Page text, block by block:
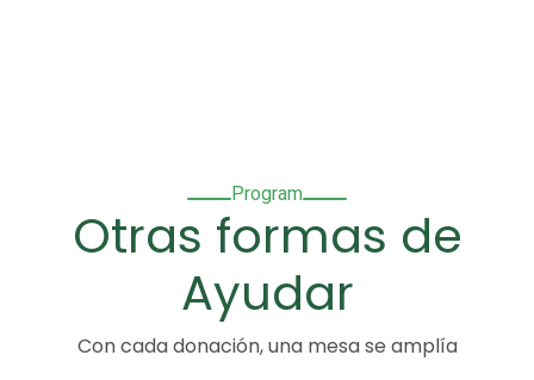
Program
Otras formas de
Ayudar
Con cada donación, una mesa se amplía